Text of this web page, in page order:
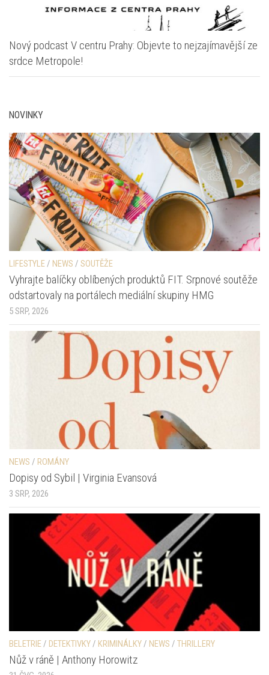
Nový podcast V centru Prahy: Objevte to nejzajímavější ze
srdce Metropole!
NOVINKY
LIFESTYLE / NEWS / SOUTĚŽE
Vyhrajte balíčky oblíbených produktů FIT. Srpnové soutěže
odstartovaly na portálech mediální skupiny HMG
5 SRP, 2026
NEWS / ROMÁNY
Dopisy od Sybil | Virginia Evansová
3 SRP, 2026
BELETRIE/ DETEKTIVKY/ KRIMINÁLKY/ NEWS / THRILLERY
Nůž v ráně | Anthony Horowitz